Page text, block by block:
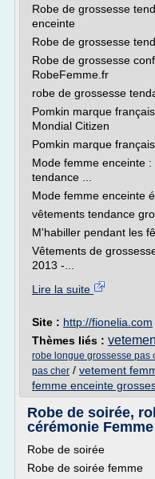
Robe de grossesse
enceinte
Robe de grossesse
Robe de grossesse
RobeFemme.fr
robe de grossesse
Pomkin marque
Mondial Citizen
Pomkin marque
Mode femme enceinte
tendance ...
Mode femme enceinte
vêtements tendance
M'habiller pendant les
Vêtements de
2013 -...
Lire la suite
Site : http://fionelia.com
Thèmes liés :
robe longue grossesse pas
pas cher / vetement
femme enceinte
Robe de soirée,
cérémonie
Robe de soirée
Robe de soirée femme